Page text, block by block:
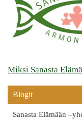
Miksi Sanasta
Blogit
Sanasta Elämään